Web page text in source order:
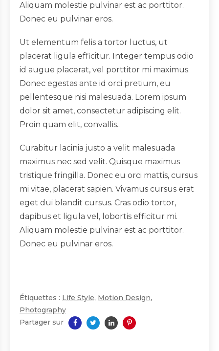
Aliquam molestie pulvinar est ac porttitor.
Donec eu pulvinar eros.
Ut elementum felis a tortor luctus, ut
placerat ligula efficitur. Integer tempus odio
id augue placerat, vel porttitor mi maximus.
Donec egestas ante id orci pretium, eu
pellentesque nisi malesuada. Lorem ipsum
dolor sit amet, consectetur adipiscing elit.
Proin quam elit, convallis..
Curabitur lacinia justo a velit malesuada
maximus nec sed velit. Quisque maximus
tristique fringilla. Donec eu orci mattis, cursus
mi vitae, placerat sapien. Vivamus cursus erat
eget dui blandit cursus. Cras odio tortor,
dapibus et ligula vel, lobortis efficitur mi.
Aliquam molestie pulvinar est ac porttitor.
Donec eu pulvinar eros.
Étiquettes : Life Style, Motion Design,
Photography
Partager sur